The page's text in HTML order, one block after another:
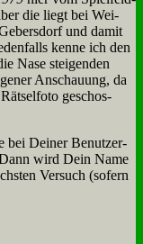
die liegt bei Wei­
und da­mit
ken­ne ich den
Na­se stei­gen­den
An­schau­ung, da
ge­schos­
bei Dei­ner Be­nut­zer-
wird Dein Na­me
Ver­such (so­fern